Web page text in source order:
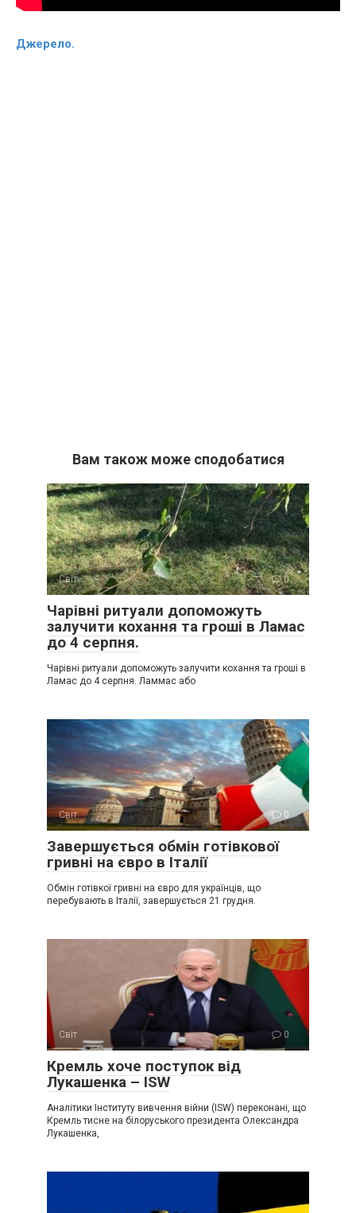
Джерело.
Вам також може сподобатися
Світ 0
Чарівні ритуали допоможуть
залучити кохання та гроші в Ламас
до 4 серпня.
Чарівні ритуали допоможуть залучити кохання та гроші в
Ламас до 4 серпня. Ламмас або
Світ 0
Завершується обмін готівкової
гривні на євро в Італії
Обмін готівкої гривні на євро для українців, що
перебувають в Італії, завершується 21 грудня.
Світ 0
Крeмль хоче поступок від
Лукaшенка – ISW
Аналітики Інституту вивчення війни (ISW) переконані, що
Кремль тисне на білоруського президента Олександра
Лукашенка,